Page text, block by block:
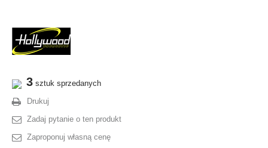
3 sztuk sprzedanych
Drukuj
Zadaj pytanie o ten produkt
Zaproponuj własną cenę